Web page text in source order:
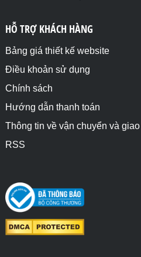
HỖ TRỢ KHÁCH HÀNG
Bảng giá thiết kế website
Điều khoản sử dụng
Chính sách
Hướng dẫn thanh toán
Thông tin về vận chuyển và
RSS